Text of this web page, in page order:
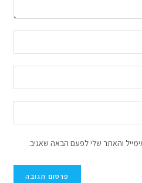
והאתר שלי לפעם הבאה שאגיב.